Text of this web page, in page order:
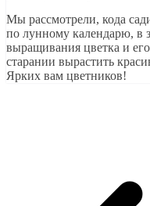
Мы рассмотрели, кода
по лунному календарю, в
выращивания цветка и
старании вырастить
Ярких вам цветников!